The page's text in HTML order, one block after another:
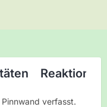
Reaktionen
verfasst.